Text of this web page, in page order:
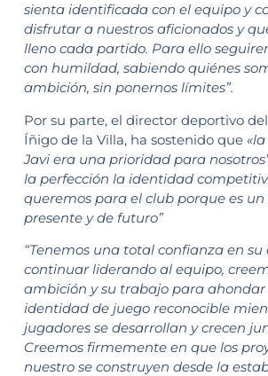
sienta identificada con el equipo y
disfrutar a nuestros aficionados y
lleno cada partido. Para ello
con humildad, sabiendo quiénes
ambición, sin ponernos límites”.
Por su parte, el director deportivo
Íñigo de la Villa, ha sostenido que
Javi era una prioridad para
la perfección la identidad
queremos para el club porque es
presente y de futuro”
“Tenemos una total confianza en
continuar liderando al equipo,
ambición y su trabajo para
identidad de juego reconocible
jugadores se desarrollan y crecen
Creemos firmemente en que los
nuestro se construyen desde la